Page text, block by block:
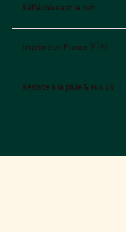
Réfléchissant la nuit
Imprimé en France 🇫🇷
Résiste à la pluie & aux UV